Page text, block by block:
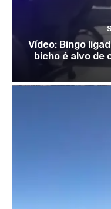
Vídeo: Bingo
bicho é alvo de